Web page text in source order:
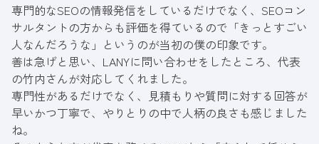
専門的なSEOの情報発信をしているだけでなく、SEOコン
サルタントの方からも評価を得ているので「きっとすごい
人なんだろうな」というのが当初の僕の印象です。
善は急げと思い、LANYに問い合わせをしたところ、代表
の竹内さんが対応してくれました。
専門性があるだけでなく、見積もりや質問に対する回答が
早いかつ丁寧で、やりとりの中で人柄の良さも感じました
ね。